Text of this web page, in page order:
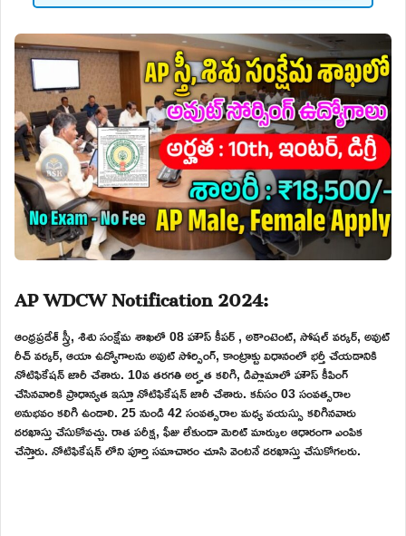
AP WDCW Notification 2024:
ఆంధ్రప్రదేశ్ స్త్రీ, శిశు సంక్షేమ శాఖలో 08 హౌస్ కీపర్ , అకౌంటెంట్, సోషల్ వర్కర్, అవుట్
రీచ్ వర్కర్, ఆయా ఉద్యోగాలను అవుట్ సోర్సింగ్, కాంట్రాక్టు విధానంలో భర్తీ చేయడానికి
నోటిఫికేషన్ జారీ చేశారు. 10వ తరగతి అర్హత కలిగి, డిప్లొమాలో హౌస్ కీపింగ్
చేసినవారికి ప్రాధాన్యత ఇస్తూ నోటిఫికేషన్ జారీ చేశారు. కనీసం 03 సంవత్సరాల
అనుభవం కలిగి ఉండాలి. 25 నుండి 42 సంవత్సరాల మధ్య వయస్సు కలిగినవారు
దరఖాస్తు చేసుకోవచ్చు. రాత పరీక్ష, ఫీజు లేకుండా మెరిట్ మార్కుల ఆధారంగా ఎంపిక
చేస్తారు. నోటిఫికేషన్ లోని పూర్తి సమాచారం చూసి వెంటనే దరఖాస్తు చేసుకోగలరు.